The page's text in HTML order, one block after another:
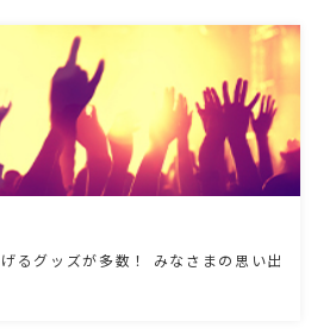
るグッズが多数！ みなさまの思い出